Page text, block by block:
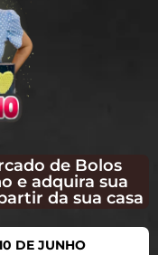
de Bolos
e adquira sua
da sua casa
DE JUNHO